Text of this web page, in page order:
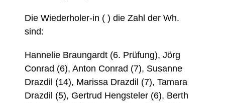
Die Wiederholer-in ( ) die Zahl der Wh.
sind:
Hannelie Braungardt (6. Prüfung), Jörg
Conrad (6), Anton Conrad (7), Susanne
Drazdil (14), Marissa Drazdil (7), Tamara
Drazdil (5), Gertrud Hengsteler (6), Berth